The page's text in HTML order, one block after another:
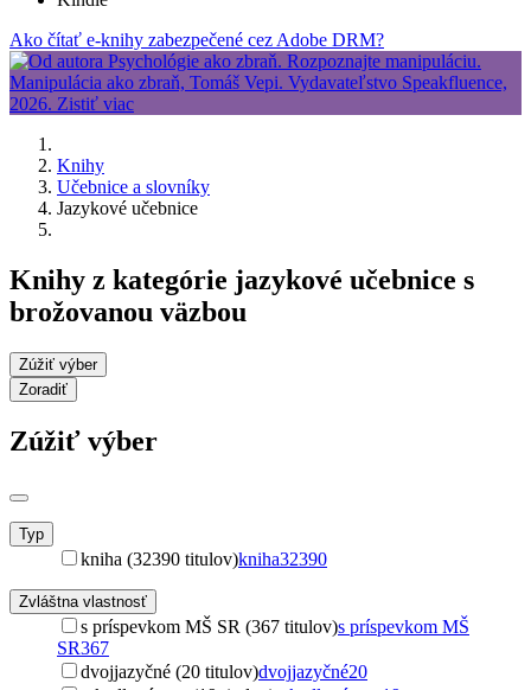
Ako čítať e-knihy zabezpečené cez Adobe DRM?
Knihy
Učebnice a slovníky
Jazykové učebnice
Knihy z kategórie jazykové učebnice s
brožovanou väzbou
Zúžiť výber
Zoradiť
Zúžiť výber
Typ
kniha (32390 titulov)kniha32390
Zvláštna vlastnosť
s príspevkom MŠ SR (367 titulov)s príspevkom MŠ
SR367
dvojjazyčné (20 titulov)dvojjazyčné20